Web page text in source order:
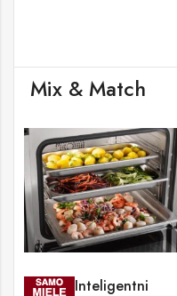
Mix & Match
Inteligentni